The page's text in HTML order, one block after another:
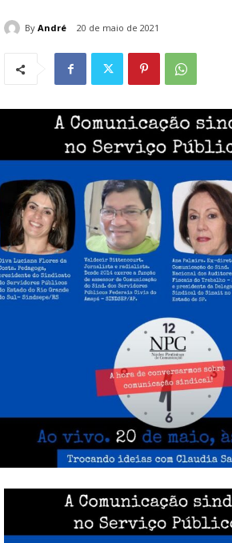
By André 20 de maio de 2021